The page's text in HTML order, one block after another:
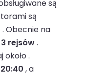
są
są
. Obecnie na
3 rejsów.
około .
, a